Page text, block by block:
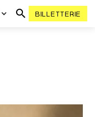
BILLETTERIE